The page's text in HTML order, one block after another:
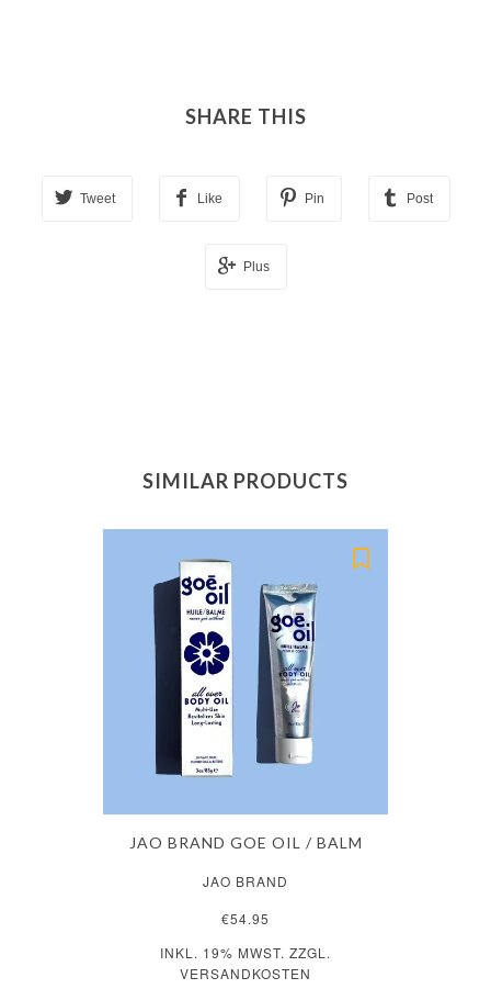
SHARE THIS
Tweet Like Pin Post
Plus
SIMILAR PRODUCTS
JAO BRAND GOE OIL / BALM
JAO BRAND
€54.95
INKL. 19% MWST. ZZGL.
VERSANDKOSTEN